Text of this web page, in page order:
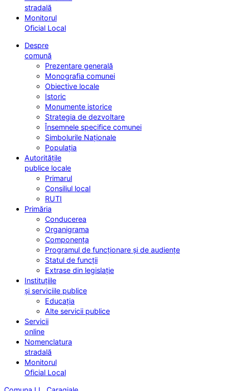
stradală
Monitorul
Oficial Local
Despre
comună
Prezentare generală
Monografia comunei
Obiective locale
Istoric
Monumente istorice
Strategia de dezvoltare
Însemnele specifice comunei
Simbolurile Naționale
Populația
Autoritățile
publice locale
Primarul
Consiliul local
RUTI
Primăria
Conducerea
Organigrama
Componența
Programul de funcționare și de audiențe
Statul de funcții
Extrase din legislație
Instituțiile
și serviciile publice
Educația
Alte servicii publice
Servicii
online
Nomenclatura
stradală
Monitorul
Oficial Local